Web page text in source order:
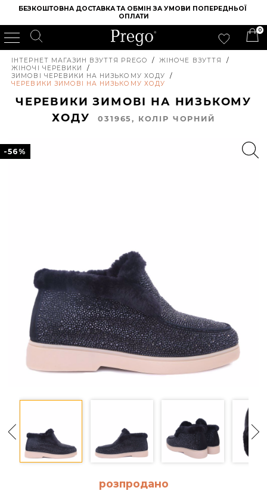
БЕЗКОШТОВНА ДОСТАВКА ТА ОБМІН ЗА УМОВИ ПОПЕРЕДНЬОЇ
ОПЛАТИ
0
ІНТЕРНЕТ МАГАЗИН ВЗУТТЯ PREGO / ЖІНОЧЕ ВЗУТТЯ
/
ЖІНОЧІ ЧЕРЕВИКИ
/
ЗИМОВІ ЧЕРЕВИКИ НА НИЗЬКОМУ ХОДУ
/
ЧЕРЕВИКИ ЗИМОВІ НА НИЗЬКОМУ ХОДУ
ЧЕРЕВИКИ ЗИМОВІ НА НИЗЬКОМУ
ХОДУ031965, КОЛIР ЧОРНИЙ
-56%
розпродано